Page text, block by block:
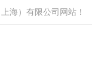
海）有限公司网站！